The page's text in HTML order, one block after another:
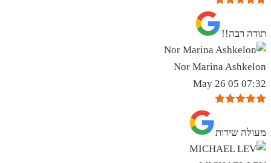
תודה רבה!!
Nor Marina Ashkelon
07:32 05 May 26
מעולה שירות